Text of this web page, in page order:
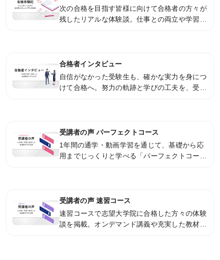
次の合格を目指す皆様に向けて合格者の方々が
残したリアルな体験談。仕事との両立や学習方
合格者インタビュー
自信がなかった受験生も、確かな実力を身につ
けて合格へ。努力の軌跡と学びの工夫を、受講
受講者の声 パーフェクトコース
1年間の通学・動画学習を通じて、基礎から応
用までじっくりと学べる「パーフェクトコー
受講者の声 速習コース
速習コースで志望大学院に合格した方々の体験
談を掲載。オンデマンド講義や充実した教材、